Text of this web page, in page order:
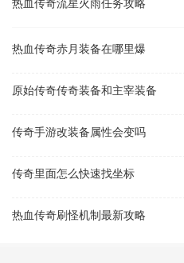
热血传奇赤月装备在哪里爆
原始传奇传奇装备和主宰装备
传奇手游改装备属性会变吗
传奇里面怎么快速找坐标
热血传奇刷怪机制最新攻略